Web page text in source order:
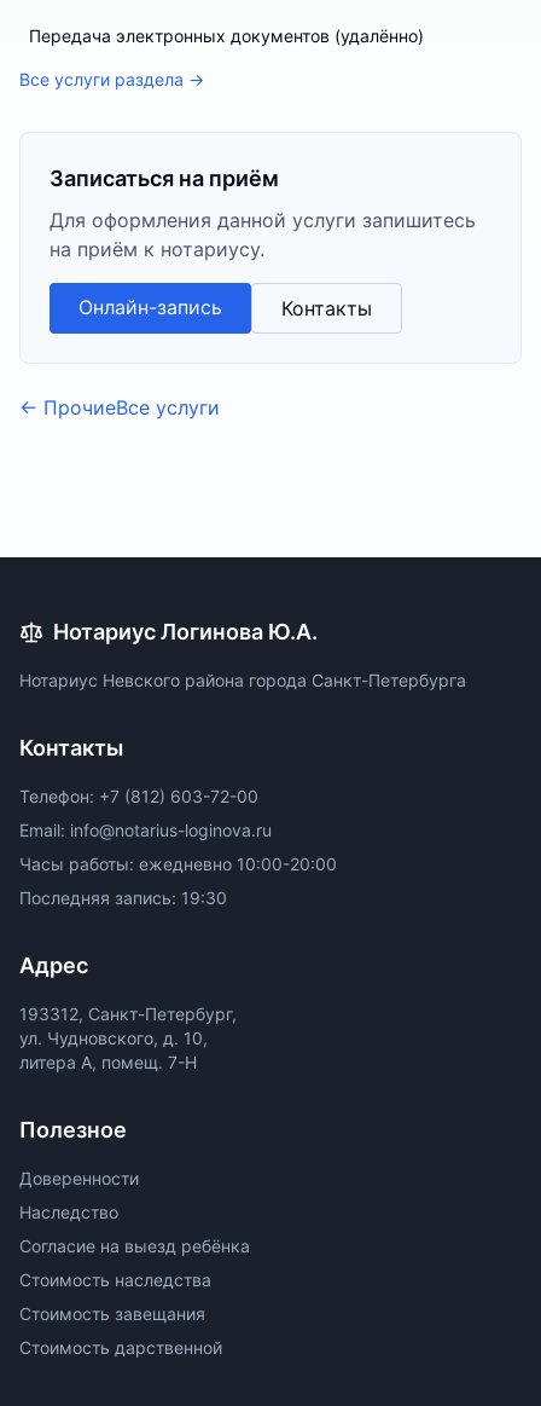
Передача электронных документов (удалённо)
Все услуги раздела →
Записаться на приём
Для оформления данной услуги запишитесь
на приём к нотариусу.
Онлайн-запись Контакты
← ПрочиеВсе услуги
Нотариус Логинова Ю.А.
Нотариус Невского района города Санкт-Петербурга
Контакты
Телефон: +7 (812) 603-72-00
Email: info@notarius-loginova.ru
Часы работы: ежедневно 10:00-20:00
Последняя запись: 19:30
Адрес
193312, Санкт-Петербург,
ул. Чудновского, д. 10,
литера А, помещ. 7-Н
Полезное
Доверенности
Наследство
Согласие на выезд ребёнка
Стоимость наследства
Стоимость завещания
Стоимость дарственной